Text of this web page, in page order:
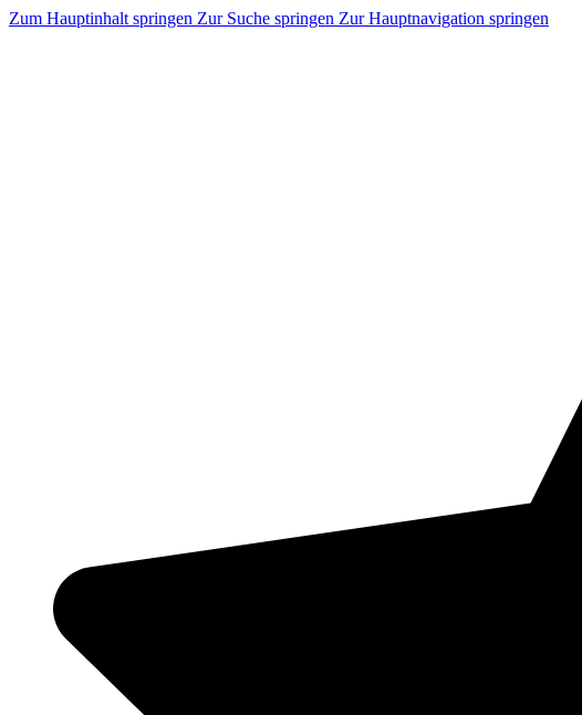
Zum Hauptinhalt springen Zur Suche springen Zur Hauptnavigation springen